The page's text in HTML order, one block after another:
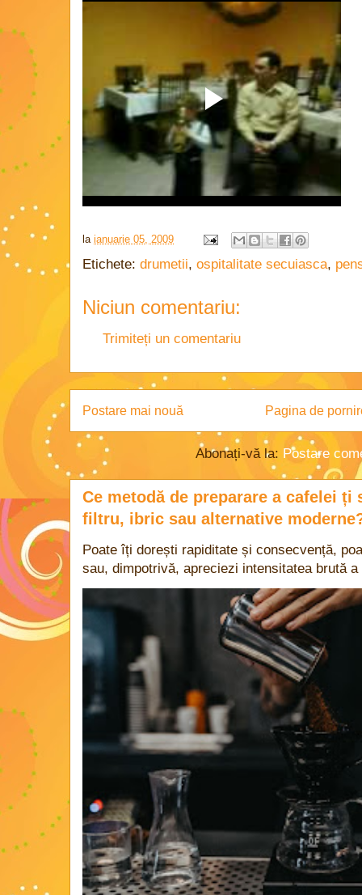
la ianuarie 05, 2009
Etichete: drumetii, ospitalitate secuiasca,
Niciun comentariu:
Trimiteți un comentariu
Postare mai nouă Pagina de
Abonați-vă la: Postare
Ce metodă de preparare a cafelei
filtru, ibric sau alternative
Poate îți dorești rapiditate și consecvență,
sau, dimpotrivă, apreciezi intensitatea brută